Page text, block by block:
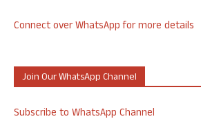
Connect over WhatsApp for more details
Join Our WhatsApp Channel
Subscribe to WhatsApp Channel